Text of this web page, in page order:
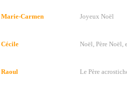
Marie-Carmen Joyeux Noël
Cécile Noël, Père Noël,
Raoul Le Père